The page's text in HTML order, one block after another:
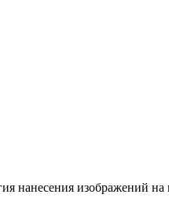
нанесения изображений